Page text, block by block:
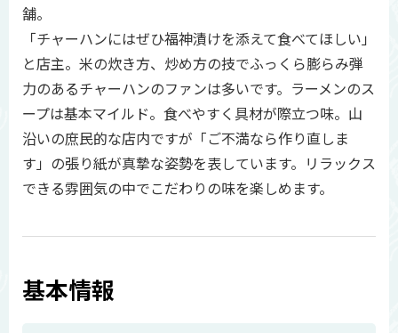
舗。
「チャーハンにはぜひ福神漬けを添えて食べてほしい」
と店主。米の炊き方、炒め方の技でふっくら膨らみ弾
力のあるチャーハンのファンは多いです。ラーメンのス
ープは基本マイルド。食べやすく具材が際立つ味。山
沿いの庶民的な店内ですが「ご不満なら作り直しま
す」の張り紙が真摯な姿勢を表しています。リラックス
できる雰囲気の中でこだわりの味を楽しめます。
基本情報